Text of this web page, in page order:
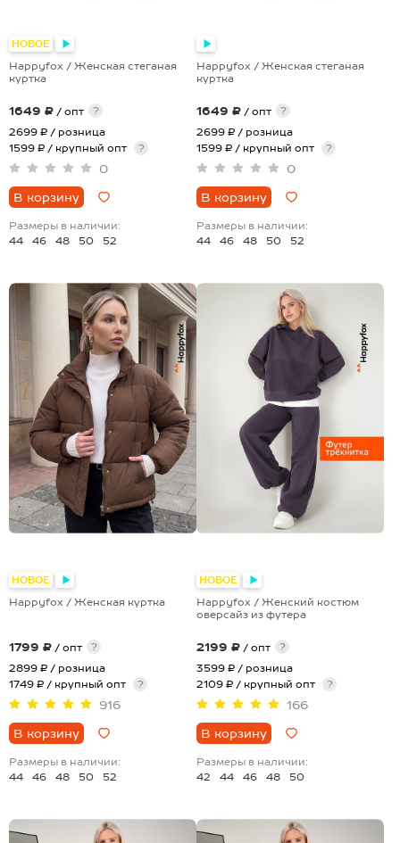
НОВОЕ
Happyfox / Женская стеганая
куртка
1649 ₽ / опт
?
2699 ₽ / розница
1599 ₽ / крупный опт
?
0
В корзину
Размеры в наличии:
44
46 48 50 52
Happyfox / Женская стеганая
куртка
1649 ₽ / опт
?
2699 ₽ / розница
1599 ₽ / крупный опт
?
0
В корзину
Размеры в наличии:
44
46 48 50 52
НОВОЕ
Happyfox / Женская куртка
1799 ₽ / опт
?
2899 ₽ / розница
1749 ₽ / крупный опт
?
916
В корзину
Размеры в наличии:
44
46 48 50 52
НОВОЕ
Happyfox / Женский костюм
оверсайз из футера
2199 ₽ / опт
?
3599 ₽ / розница
2109 ₽ / крупный опт
?
166
В корзину
Размеры в наличии:
42
44 46 48 50